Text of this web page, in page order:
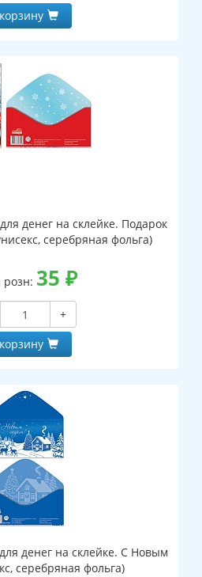
денег на склейке. Подарок
серебряная фольга)
розн: 35 ₽
+
денег на склейке. С Новым
серебряная фольга)